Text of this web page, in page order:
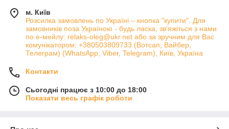
м. Київ
Розсилка замовлень по Україні – кнопка "купити". Для
замовників поза Україною - будь ласка, зв'яжіться з нами
по е-мейлу: relaks-oleg@ukr.net або за зручним для Вас
комунікатором: +380503809733 (Вотсап, Вайбер,
Телеграм) (WhatsApp, Viber, Telegram), Київ, Україна
Контакти
Сьогодні працює з 10:00 до 18:00
Показати весь графік роботи